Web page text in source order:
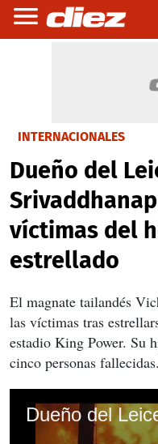
INTERNACIONALES
Dueño del
víctimas del
estrellado
El magnate tailandés
las víctimas tras
estadio King Power. Su
cinco personas fallecidas.